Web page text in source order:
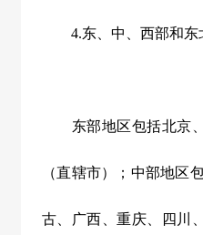
4.东、中、西部和东
东部地区包括北京、
（直辖市）；中部地区
古、广西、重庆、四川